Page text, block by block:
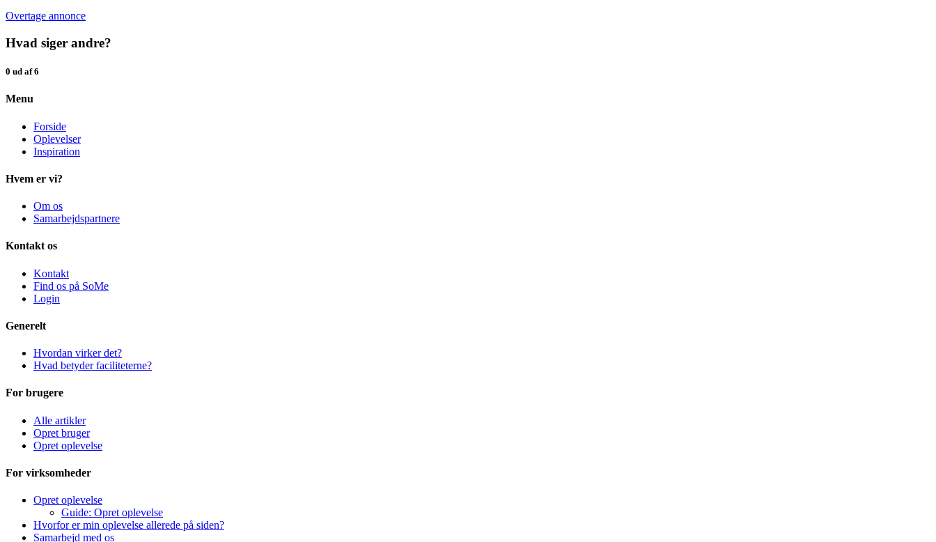
Overtage annonce
Hvad siger andre?
0 ud af 6
Menu
Forside
Oplevelser
Inspiration
Hvem er vi?
Om os
Samarbejdspartnere
Kontakt os
Kontakt
Find os på SoMe
Login
Generelt
Hvordan virker det?
Hvad betyder faciliteterne?
For brugere
Alle artikler
Opret bruger
Opret oplevelse
For virksomheder
Opret oplevelse
Guide: Opret oplevelse
Hvorfor er min oplevelse allerede på siden?
Samarbejd med os